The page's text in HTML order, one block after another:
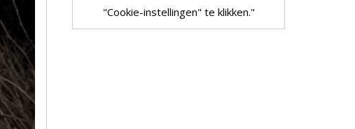
"Cookie-instellingen" te klikken."